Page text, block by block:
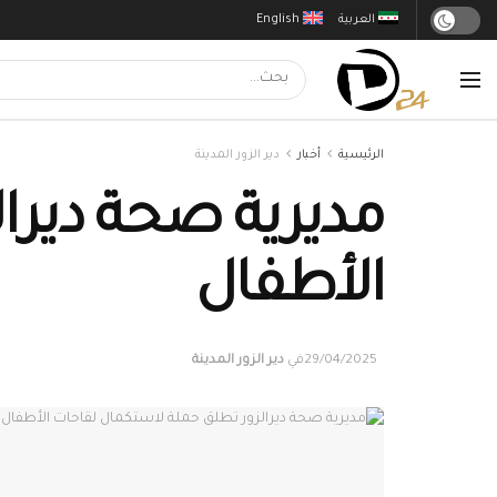
English العربية
الرئيسية أخبار دير الزور المدينة
مديرية صحة
الأطفال
29/04/2025في دير الزور المدينة